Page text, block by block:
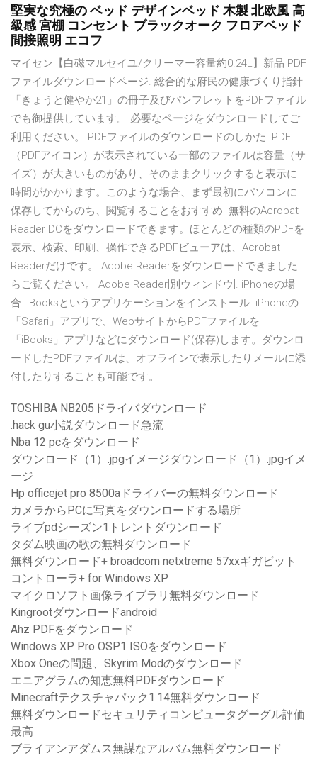
堅実な究極の ベッド デザインベッド 木製 北欧風 高
級感 宮棚 コンセント ブラックオーク フロアベッド
間接照明 エコフ
マイセン【白磁マルセイユ/クリーマー容量約0.24L】新品 PDF
ファイルダウンロードページ. 総合的な府民の健康づくり指針
「きょうと健やか21」の冊子及びパンフレットをPDFファイル
でも御提供しています。 必要なページをダウンロードしてご
利用ください。 PDFファイルのダウンロードのしかた. PDF
（PDFアイコン）が表示されている一部のファイルは容量（サ
イズ）が大きいものがあり、そのままクリックすると表示に
時間がかかります。このような場合、まず最初にパソコンに
保存してからのち、閲覧することをおすすめ 無料のAcrobat
Reader DCをダウンロードできます。ほとんどの種類のPDFを
表示、検索、印刷、操作できるPDFビューアは、Acrobat
Readerだけです。 Adobe Readerをダウンロードできました
らご覧ください。 Adobe Reader[別ウィンドウ]. iPhoneの場
合. iBooksというアプリケーションをインストール iPhoneの
「Safari」アプリで、WebサイトからPDFファイルを
「iBooks」アプリなどにダウンロード(保存)します。ダウンロ
ードしたPDFファイルは、オフラインで表示したりメールに添
付したりすることも可能です。
TOSHIBA NB205ドライバダウンロード
.hack gu小説ダウンロード急流
Nba 12 pcをダウンロード
ダウンロード（1）.jpgイメージダウンロード（1）.jpgイメ
ージ
Hp officejet pro 8500aドライバーの無料ダウンロード
カメラからPCに写真をダウンロードする場所
ライブpdシーズン1トレントダウンロード
タダム映画の歌の無料ダウンロード
無料ダウンロード+ broadcom netxtreme 57xxギガビット
コントローラ+ for Windows XP
マイクロソフト画像ライブラリ無料ダウンロード
Kingrootダウンロードandroid
Ahz PDFをダウンロード
Windows XP Pro OSP1 ISOをダウンロード
Xbox Oneの問題、Skyrim Modのダウンロード
エニアグラムの知恵無料PDFダウンロード
Minecraftテクスチャパック1.14無料ダウンロード
無料ダウンロードセキュリティコンピュータグーグル評価
最高
ブライアンアダムス無謀なアルバム無料ダウンロード